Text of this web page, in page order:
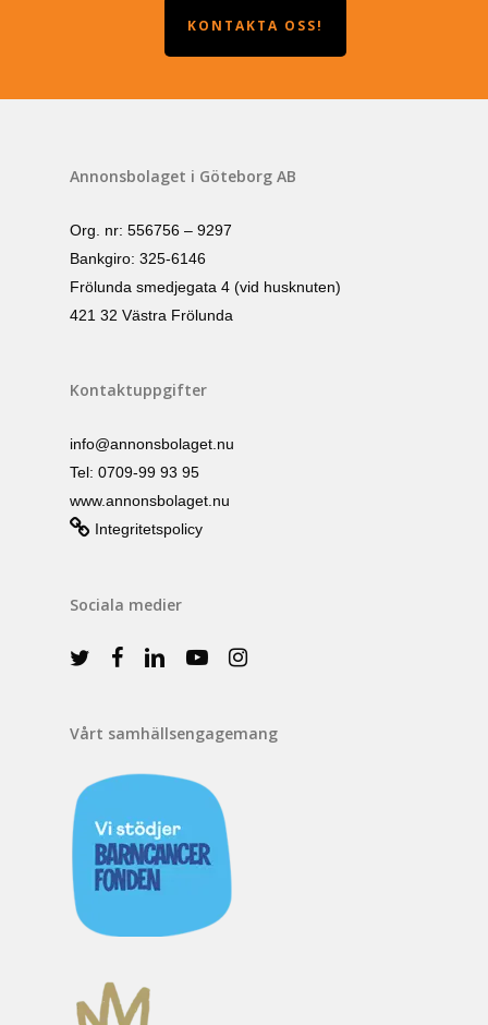
KONTAKTA OSS!
Annonsbolaget i Göteborg AB
Org. nr: 556756 – 9297
Bankgiro: 325-6146
Frölunda smedjegata 4 (vid husknuten)
421 32 Västra Frölunda
Kontaktuppgifter
info@annonsbolaget.nu
Tel: 0709-99 93 95
www.annonsbolaget.nu
Integritetspolicy
Sociala medier
Vårt samhällsengagemang